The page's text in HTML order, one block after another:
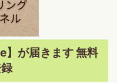
】が届きます 無料